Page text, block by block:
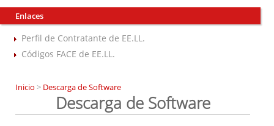
Enlaces
Perfil de Contratante de EE.LL.
Códigos FACE de EE.LL.
Inicio > Descarga de Software
Descarga de Software